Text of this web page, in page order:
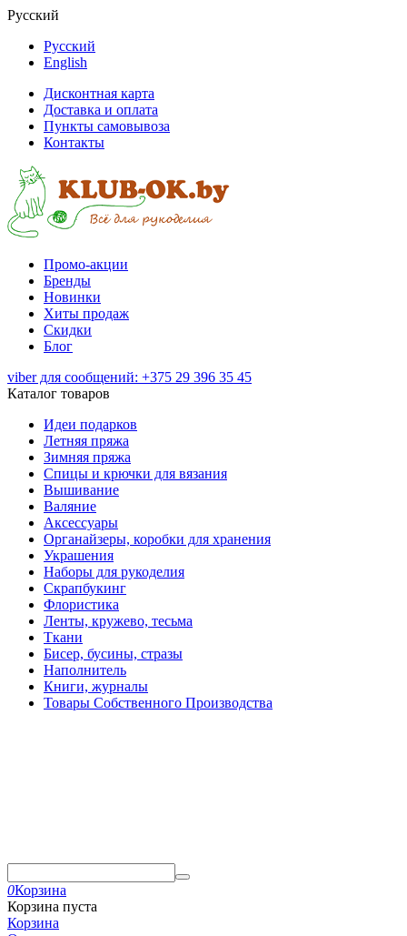
Русский
Русский
English
Дисконтная карта
Доставка и оплата
Пункты самовывоза
Контакты
Промо-акции
Бренды
Новинки
Хиты продаж
Скидки
Блог
viber для сообщений: +375 29 396 35 45
Каталог товаров
Идеи подарков
Летняя пряжа
Зимняя пряжа
Спицы и крючки для вязания
Вышивание
Валяние
Аксессуары
Органайзеры, коробки для хранения
Украшения
Наборы для рукоделия
Скрапбукинг
Флористика
Ленты, кружево, тесьма
Ткани
Бисер, бусины, стразы
Наполнитель
Книги, журналы
Товары Собственного Производства
0Корзина
Корзина пуста
Корзина